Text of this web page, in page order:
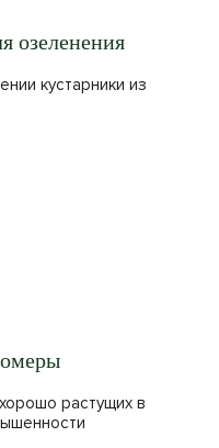
озеленения
кустарники из
растущих в